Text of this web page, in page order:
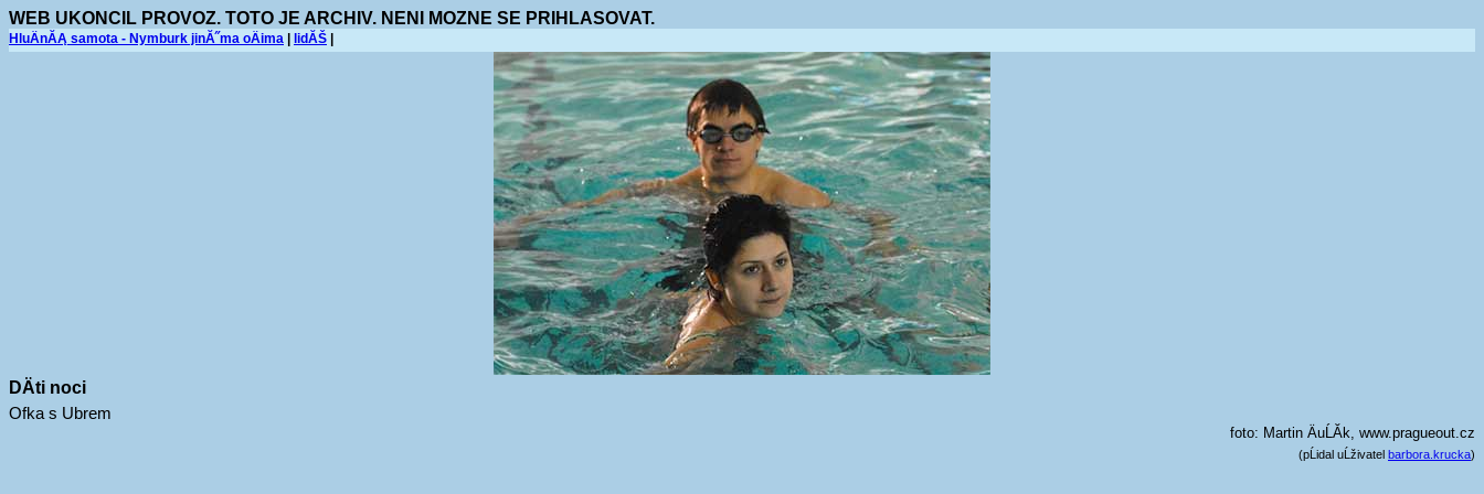
WEB UKONCIL PROVOZ. TOTO JE ARCHIV. NENI MOZNE SE PRIHLASOVAT.
HluÄnĂĄ samota - Nymburk jinĂ˝ma oÄima lidĂŠ
DÄti noci
Ofka s Ubrem
foto: Martin ÄuĹĂ­k, www.pragueout.cz
(pĹidal uĹživatel barbora.krucka)